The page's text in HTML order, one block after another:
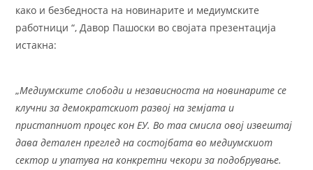
како и безбедноста на новинарите и медиумските
работници “, Давор Пашоски во својата презентација
истакна:
„Медиумските слободи и независноста на новинарите се
клучни за демократскиот развој на земјата и
пристапниот процес кон ЕУ. Во таа смисла овој извештај
дава детален преглед на состојбата во медиумскиот
сектор и упатува на конкретни чекори за подобрување.